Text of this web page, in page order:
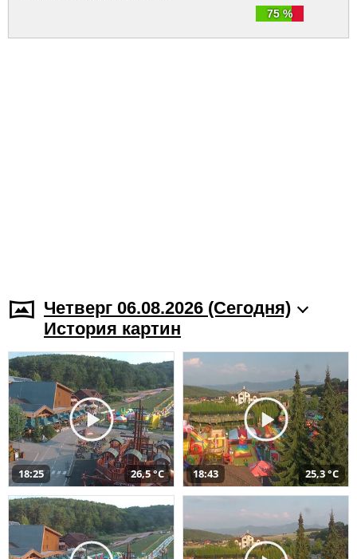
75 %
Четверг 06.08.2026 (Cегодня)
История картин
18:25 26,5 °C 18:43 25,3 °C